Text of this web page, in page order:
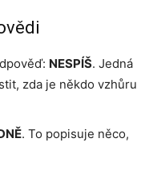
NESPÍŠ. Jedná
zda je někdo vzhůru
. To popisuje něco,